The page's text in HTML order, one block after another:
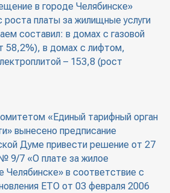
в городе Челябинске»
роста платы за жилищные услуги
составил: в домах с газовой
58,2%), в домах с лифтом,
– 153,8 (рост
«Единый тарифный орган
вынесено предписание
Думе привести решение от 27
9/7 «О плате за жилое
Челябинске» в соответствие с
ЕТО от 03 февраля 2006